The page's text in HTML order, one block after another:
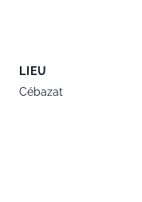
LIEU
Cébazat